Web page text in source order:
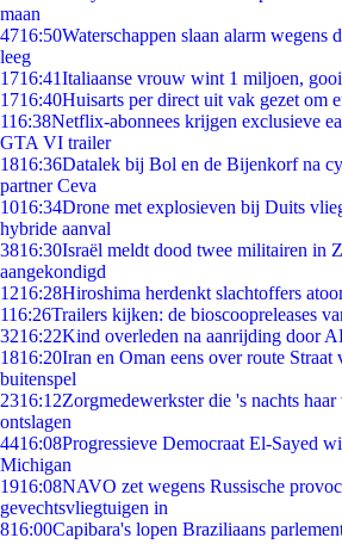
maan
4716:50Waterschappen slaan alarm wegens
leeg
1716:41Italiaanse vrouw wint 1 miljoen,
1716:40Huisarts per direct uit vak gezet om
116:38Netflix-abonnees krijgen exclusieve
GTA VI trailer
1816:36Datalek bij Bol en de Bijenkorf na
partner Ceva
1016:34Drone met explosieven bij Duits
hybride aanval
3816:30Israël meldt dood twee militairen in
aangekondigd
1216:28Hiroshima herdenkt slachtoffers
116:26Trailers kijken: de bioscoopreleases
3216:22Kind overleden na aanrijding door
1816:20Iran en Oman eens over route
buitenspel
2316:12Zorgmedewerkster die 's nachts
ontslagen
4416:08Progressieve Democraat El-Sayed
Michigan
1916:08NAVO zet wegens Russische
gevechtsvliegtuigen in
816:00Capibara's lopen Braziliaans